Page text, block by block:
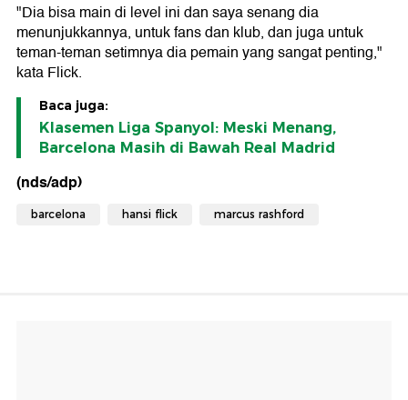
"Dia bisa main di level ini dan saya senang dia
menunjukkannya, untuk fans dan klub, dan juga untuk
teman-teman setimnya dia pemain yang sangat penting,"
kata Flick.
Baca juga:
Klasemen Liga Spanyol: Meski Menang,
Barcelona Masih di Bawah Real Madrid
(nds/adp)
barcelona hansi flick marcus rashford